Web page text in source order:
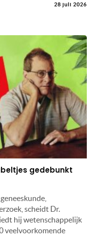
28 juli 2026
gedebunkt
scheidt Dr.
hij wetenschappelijk
veelvoorkomende